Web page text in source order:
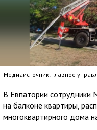
Медиаисточник: Главное
В Евпатории сотрудники
на балконе квартиры,
многоквартирного дома